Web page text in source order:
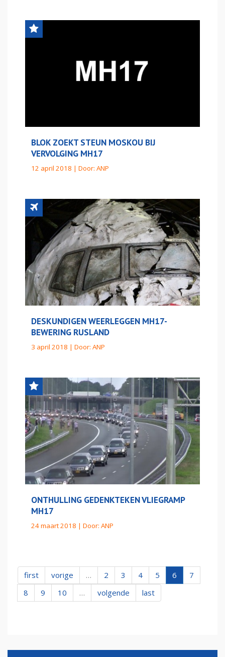
BLOK ZOEKT STEUN MOSKOU BIJ
VERVOLGING MH17
12 april 2018 | Door: ANP
DESKUNDIGEN WEERLEGGEN MH17-
BEWERING RUSLAND
3 april 2018 | Door: ANP
ONTHULLING GEDENKTEKEN VLIEGRAMP
MH17
24 maart 2018 | Door: ANP
first vorige … 2 3 4 5 6
7
8
9 10 … volgende last